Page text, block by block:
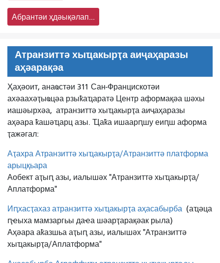
Абрантәи ҳдәықәлап...
Атранзиттә хыҵакырҭа аиҷаҳаразы
аҳәарақәа
Ҳаҳәоит, анаҩстәи 311 Сан-Францискотәи
ахәаахәҭыҩцәа рзыҟаҵаратә Центр аформақәа шәхы
иашәырхәа, атранзиттә хыҵакырҭа аиҷаҳаразы
аҳәара ҟашәҵарц азы. Ҵаҟа ишаарԥшу еиԥш аформа
ҭажәгал:
Аҭахра Атранзиттә хыҵакырҭа/Атранзиттә платформа
арыцқьара
Аобект аҭыԥ азы, иалышәх "Атранзиттә хыҵакырҭа/
Аплатформа"
Иԥхасҭахаз атранзиттә хыҵакырҭа аҳасабырба (аҵәца
ԥҽыха мамзаргьы даҽа шәарҭарақәак рыла)
Аҳәара аҟазшьа аҭыԥ азы, иалышәх "Атранзиттә
хыҵакырҭа/Аплатформа"